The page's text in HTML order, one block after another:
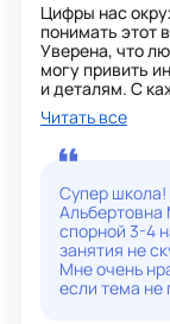
Цифры нас
понимать этот
Уверена, что
могу привить
и деталям. С
язык,
отвечаю на
непонятные
в задачах,
видеть на
Читать все
Супер
Альбертовна
спорной 3-4
занятия не
Мне очень
если тема не